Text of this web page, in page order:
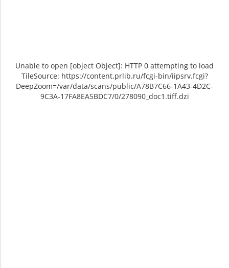
Unable to open [object Object]: HTTP 0 attempting to load
TileSource: https://content.prlib.ru/fcgi-bin/iipsrv.fcgi?
DeepZoom=/var/data/scans/public/A78B7C66-1A43-4D2C-
9C3A-17FA8EA5BDC7/0/278090_doc1.tiff.dzi